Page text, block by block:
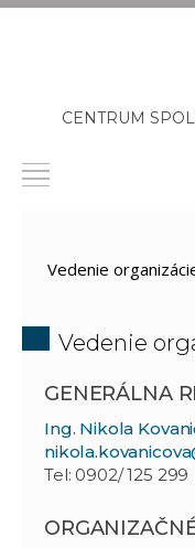
CENTRUM
Vedenie
GENERÁLNA
Ing. Nikola
Tel: 0902/ 125 299